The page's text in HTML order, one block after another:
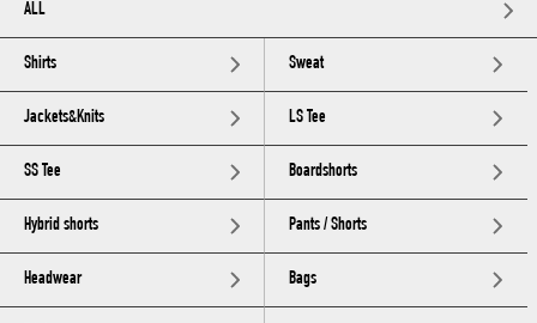
ALL
Shirts Sweat
Jackets&Knits LS Tee
SS Tee Boardshorts
Hybrid shorts Pants / Shorts
Headwear Bags